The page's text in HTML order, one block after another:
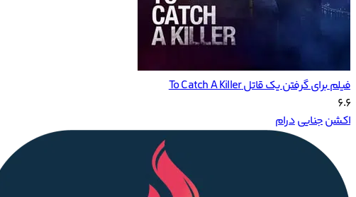
فیلم برای گرفتن یک قاتل To Catch A Killer
6.6
اکشنجناییدرام